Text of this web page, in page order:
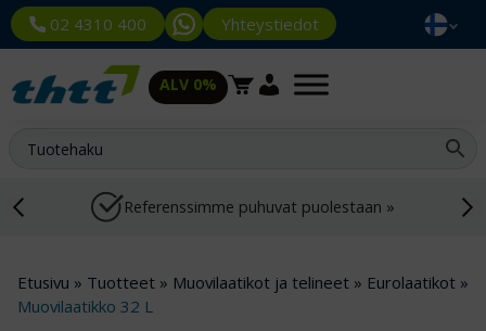
02 4310 400 Yhteystiedot
ALV 0%
Referenssimme puhuvat puolestaan »
Etusivu » Tuotteet » Muovilaatikot ja telineet » Eurolaatikot »
Muovilaatikko 32 L